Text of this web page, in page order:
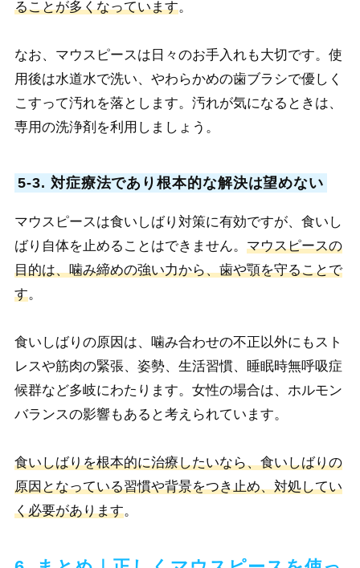
ることが多くなっています。
なお、マウスピースは日々のお手入れも大切です。使
用後は水道水で洗い、やわらかめの歯ブラシで優しく
こすって汚れを落とします。汚れが気になるときは、
専用の洗浄剤を利用しましょう。
5-3. 対症療法であり根本的な解決は望めない
マウスピースは食いしばり対策に有効ですが、食いし
ばり自体を止めることはできません。 マウスピースの
目的は、噛み締めの強い力から、歯や顎を守ることで
す。
食いしばりの原因は、噛み合わせの不正以外にもスト
レスや筋肉の緊張、姿勢、生活習慣、睡眠時無呼吸症
候群など多岐にわたります。女性の場合は、ホルモン
バランスの影響もあると考えられています。
食いしばりを根本的に治療したいなら、食いしばりの
原因となっている習慣や背景をつき止め、対処してい
く必要があります。